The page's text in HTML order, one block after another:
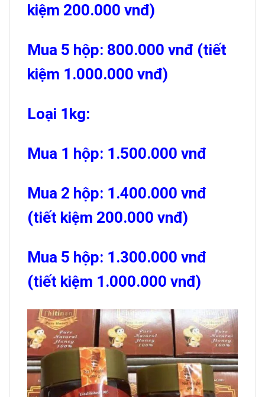
kiệm 200.000 vnđ)
Mua 5 hộp: 800.000 vnđ (tiết
kiệm 1.000.000 vnđ)
Loại 1kg:
Mua 1 hộp: 1.500.000 vnđ
Mua 2 hộp: 1.400.000 vnđ
(tiết kiệm 200.000 vnđ)
Mua 5 hộp: 1.300.000 vnđ
(tiết kiệm 1.000.000 vnđ)